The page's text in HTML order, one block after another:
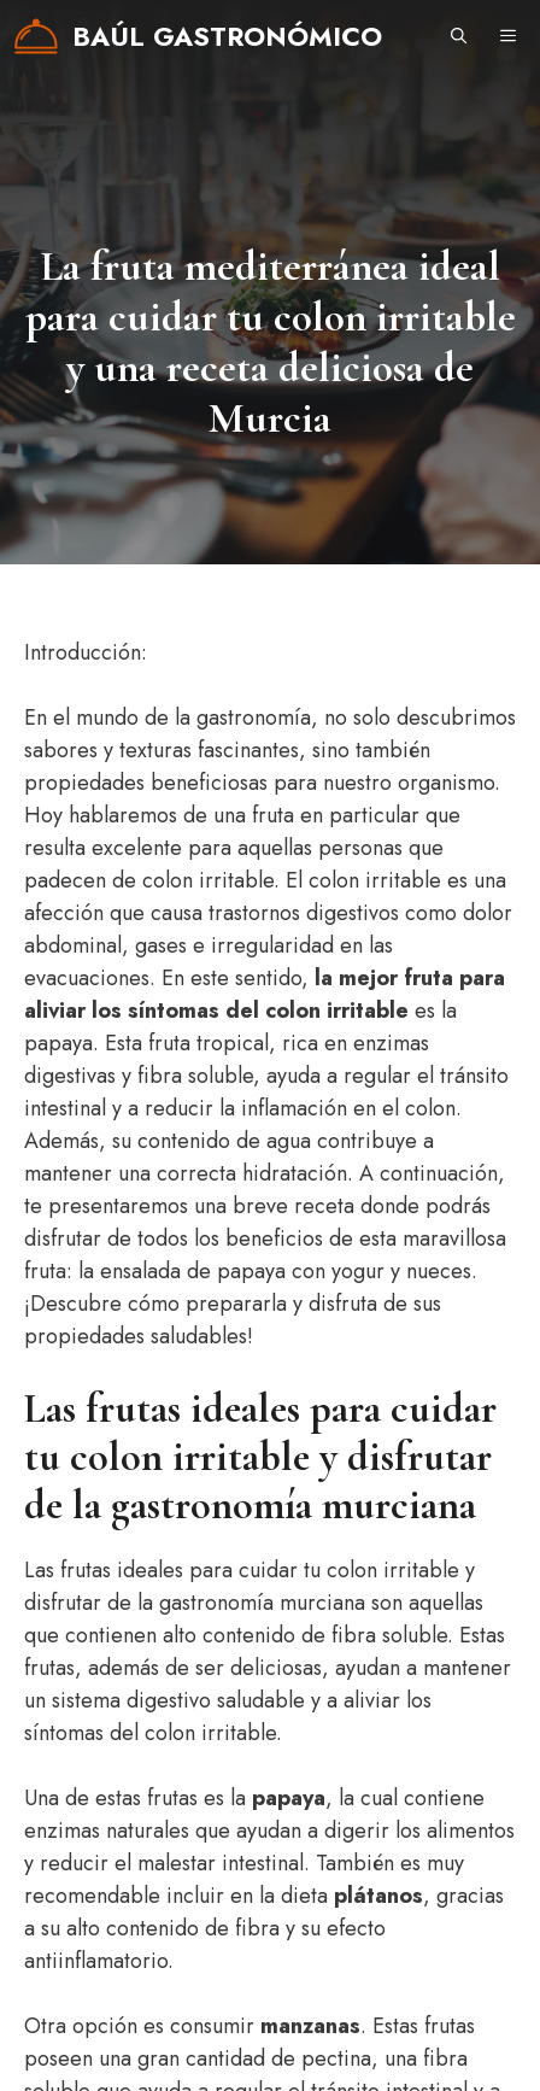
Saltar
BAÚL GASTRONÓMICO
La fruta mediterránea ideal
para cuidar tu colon irritable
y una receta deliciosa de
Murcia
Introducción:
En el mundo de la gastronomía, no solo descubrimos
sabores y texturas fascinantes, sino también
propiedades beneficiosas para nuestro organismo.
Hoy hablaremos de una fruta en particular que
resulta excelente para aquellas personas que
padecen de colon irritable. El colon irritable es una
afección que causa trastornos digestivos como dolor
abdominal, gases e irregularidad en las
evacuaciones. En este sentido, la mejor fruta para
aliviar los síntomas del colon irritable es la
papaya. Esta fruta tropical, rica en enzimas
digestivas y fibra soluble, ayuda a regular el tránsito
intestinal y a reducir la inflamación en el colon.
Además, su contenido de agua contribuye a
mantener una correcta hidratación. A continuación,
te presentaremos una breve receta donde podrás
disfrutar de todos los beneficios de esta maravillosa
fruta: la ensalada de papaya con yogur y nueces.
¡Descubre cómo prepararla y disfruta de sus
propiedades saludables!
Las frutas ideales para cuidar
tu colon irritable y disfrutar
de la gastronomía murciana
Las frutas ideales para cuidar tu colon irritable y
disfrutar de la gastronomía murciana son aquellas
que contienen alto contenido de fibra soluble. Estas
frutas, además de ser deliciosas, ayudan a mantener
un sistema digestivo saludable y a aliviar los
síntomas del colon irritable.
Una de estas frutas es la papaya, la cual contiene
enzimas naturales que ayudan a digerir los alimentos
y reducir el malestar intestinal. También es muy
recomendable incluir en la dieta plátanos, gracias
a su alto contenido de fibra y su efecto
antiinflamatorio.
Otra opción es consumir manzanas. Estas frutas
poseen una gran cantidad de pectina, una fibra